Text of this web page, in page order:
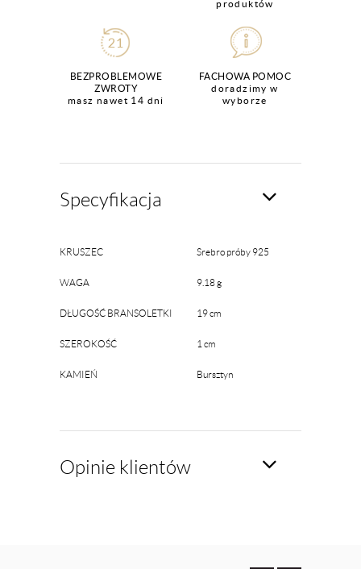
produktów
BEZPROBLEMOWE
ZWROTY
masz nawet 14 dni
FACHOWA POMOC
doradzimy w
wyborze
Specyfikacja
KRUSZEC Srebro próby 925
WAGA 9.18 g
DŁUGOŚĆ BRANSOLETKI 19 cm
SZEROKOŚĆ 1 cm
KAMIEŃ Bursztyn
Opinie klientów